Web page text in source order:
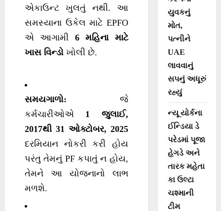
એકાઉન્ટ ખુલતું નથી. આ
સમસ્યાના ઉકેલ માટે EPFO
એ આગામી 6 મહિના માટે
ખાસ વિન્ડો ખોલી છે.
સમયગાળો: જે
કર્મચારીઓએ 1 જુલાઈ,
2017થી 31 ઓક્ટોબર, 2025
દરમિયાન નોકરી કરી હોય
પરંતુ તેમનું PF કપાતું ન હોય,
તેમને આ યોજનાનો લાભ
મળશે.
યુવકનું
મોત,
પત્નીને
UAE
લાવવાનું
સપનું અધૂરું
રહ્યું
ન્યૂ યોર્કના
ઈન્ડિયા ડે
પરેડમાં પૂજા
હેગડે અને
તારક મહેતા
કા ઉલ્ટા
ચશ્માની
ટીમ